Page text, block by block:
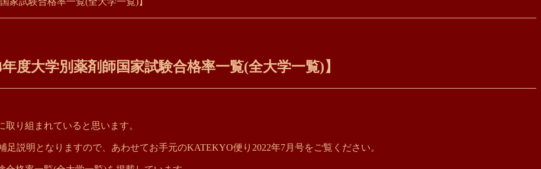
度大学別薬剤師国家試験合格率一覧(全大学一覧)】
り組まれていると思います。
説明となりますので、あわせてお手元のKATEKYO便り2022年7月号をご覧ください。